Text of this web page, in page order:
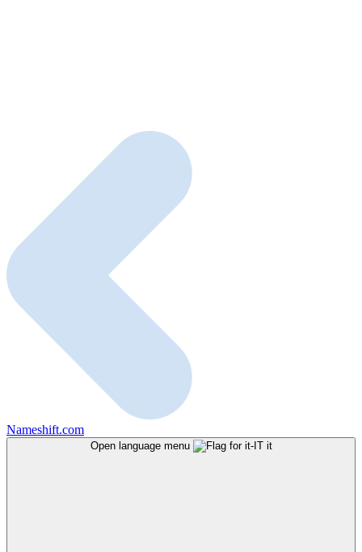
Nameshift.com
Open language menu it